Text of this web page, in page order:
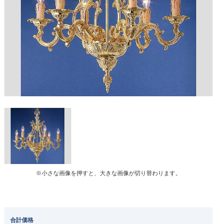
※小さな画像を押すと、大きな画像が切り替わります。
合計価格